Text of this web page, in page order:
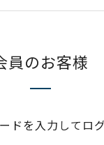
員のお客様
ドを入力してロ